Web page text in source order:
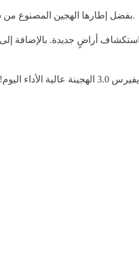
بفضل إطارها الهجين المصنوع من سبائك الهيدروفورم والفورك، ستظل هذه الدراجة موثوقة يومًا بعد يوم، مما يتيح لك السفر بثقة وراحة أينما أخذتك الرياح.
تأكد من الحصول على دراجتك